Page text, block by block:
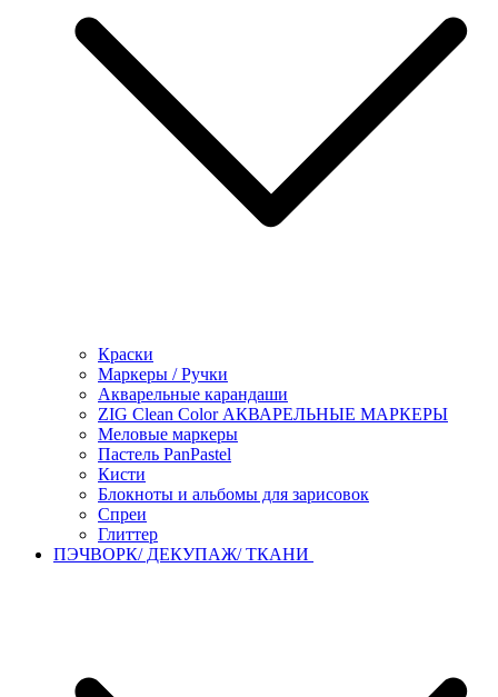
Краски
Маркеры / Ручки
Акварельные карандаши
ZIG Clean Color АКВАРЕЛЬНЫЕ МАРКЕРЫ
Меловые маркеры
Пастель PanPastel
Кисти
Блокноты и альбомы для зарисовок
Спреи
Глиттер
ПЭЧВОРК/ ДЕКУПАЖ/ ТКАНИ